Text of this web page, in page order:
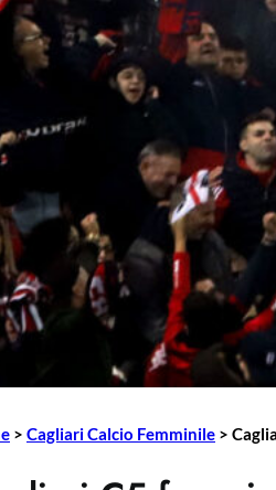
> Cagliari Calcio Femminile >